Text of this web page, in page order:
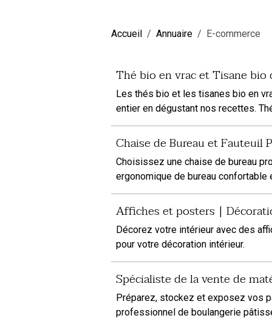
Accueil Annuaire E-commerce
Thé bio en vrac et Tisane
Les thés bio et les tisanes bio en
entier en dégustant nos recettes.
Chaise de Bureau et Fauteuil
Choisissez une chaise de bureau
ergonomique de bureau
Affiches et posters |
Décorez votre intérieur avec des
pour votre décoration intérieur.
Spécialiste de la vente de
Préparez, stockez et exposez vos
professionnel de boulangerie